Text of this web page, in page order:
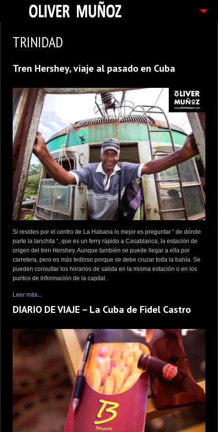
FOTOGRAFIAS
CONTACTO
TRINIDAD
Tren Hershey, viaje al pasado en Cuba
Si resides por el centro de La Habana lo mejor es preguntar “ de dónde
parte la lanchita “, que es un ferry rápido a Casablanca, la estación de
origen del tren Hershey. Aunque también se puede llegar a ella por
carretera, pero es más tedioso porque se debe cruzar toda la bahía. Se
pueden consultar los horarios de salida en la misma estación o en los
puntos de información de la capital.
Leer más...
DIARIO DE VIAJE – La Cuba de Fidel Castro